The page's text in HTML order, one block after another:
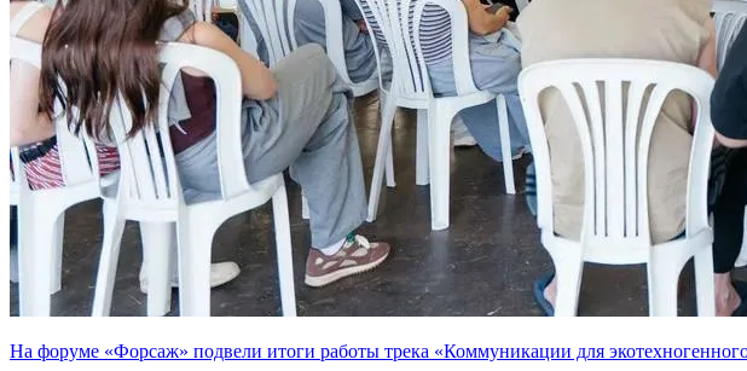
На форуме «Форсаж» подвели итоги работы трека «Коммуникации для